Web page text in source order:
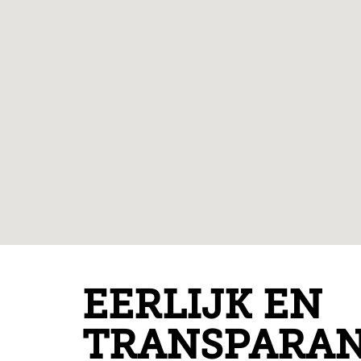
EERLIJK EN